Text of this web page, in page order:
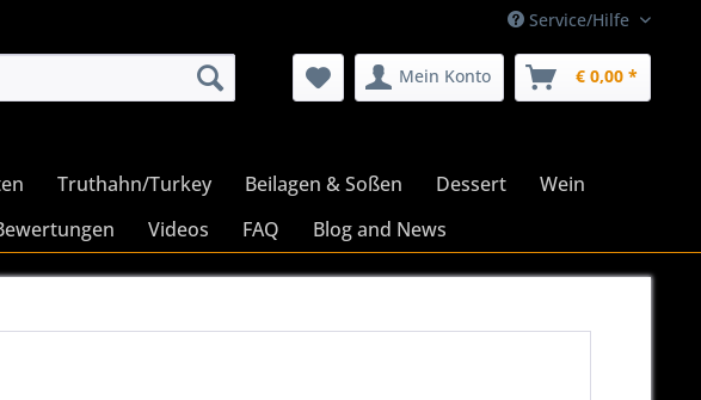
Service/Hilfe
Mein Konto € 0,00 *
Truthahn/Turkey Beilagen & Soßen Dessert
Wein
Videos FAQ Blog and News